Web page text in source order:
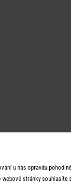
u nás opravdu
webové stránky